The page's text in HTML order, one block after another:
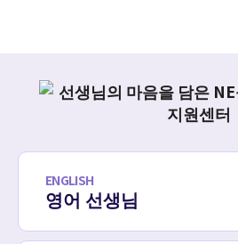
ENGLISH
영어 선생님